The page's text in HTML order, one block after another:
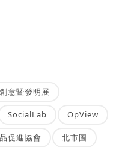
意暨發明展
SocialLab OpView
促進協會 北市圖